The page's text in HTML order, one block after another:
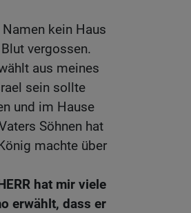
kein Haus
vergossen.
aus meines
sein sollte
und im Hause
Söhnen hat
machte über
hat mir viele
erwählt, dass er